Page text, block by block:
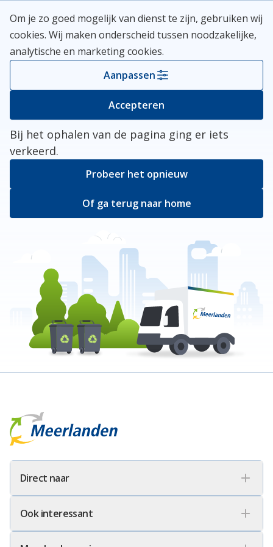
naar
inhoud
Meerlanden Logo
Open
Kies je gemeente
Er ging iets mis
Bij het ophalen van de pagina ging er iets
verkeerd.
Probeer het opnieuw
Of ga terug naar home
Meerlanden Logo
Direct naar
Ook interessant
Om je zo goed mogelijk van dienst te zijn, gebruiken wij
cookies. Wij maken onderscheid tussen noodzakelijke,
analytische en marketing cookies.
Aanpassen
Accepteren